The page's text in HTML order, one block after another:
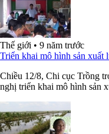
Thế giới • 9 năm trước
Triển khai mô hình sản xuất
Chiều 12/8, Chi cục Trồng
nghị triển khai mô hình sản